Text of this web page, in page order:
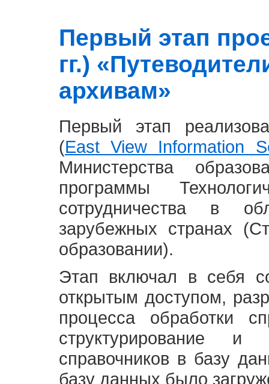
Первый этап
гг.)
архивам»
Первый этап
(East View Information
Министерства
программы
сотрудничества в
зарубежных странах
образовании).
Этап включал в себя
открытым доступом,
процесса обработки
структурирование и
справочников в базу
базу данных было